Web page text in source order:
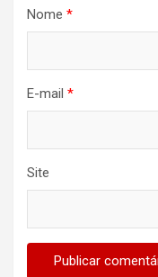
Nome *
E-mail *
Site